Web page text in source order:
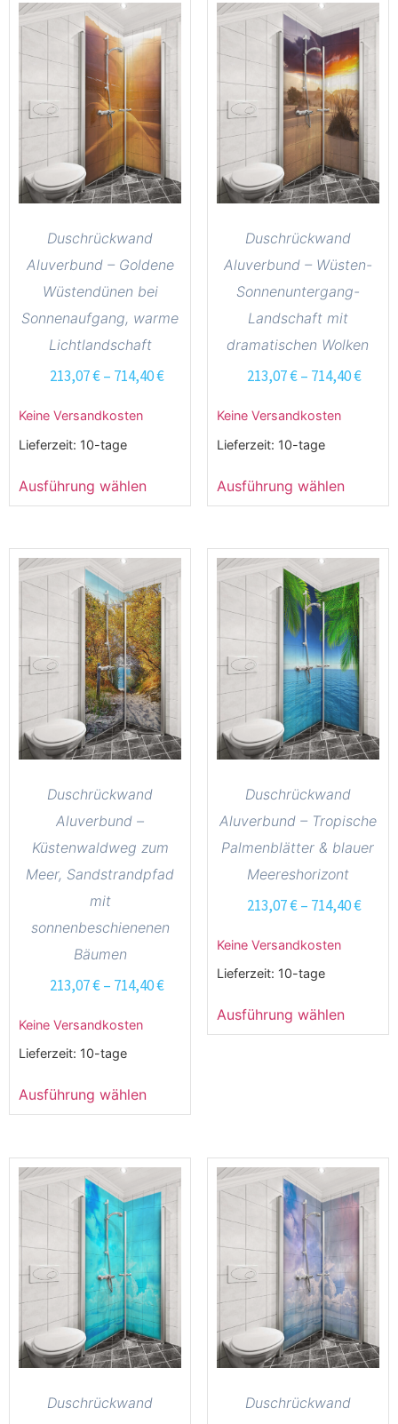
Duschrückwand
Aluverbund – Goldene
Wüstendünen bei
Sonnenaufgang, warme
Lichtlandschaft
213,07€– 714,40€
Keine Versandkosten
Lieferzeit: 10-tage
Ausführung wählen
Duschrückwand
Aluverbund – Wüsten-
Sonnenuntergang-
Landschaft mit
dramatischen Wolken
213,07€– 714,40€
Keine Versandkosten
Lieferzeit: 10-tage
Ausführung wählen
Duschrückwand
Aluverbund –
Küstenwaldweg zum
Meer, Sandstrandpfad
mit
sonnenbeschienenen
Bäumen
213,07€– 714,40€
Keine Versandkosten
Lieferzeit: 10-tage
Ausführung wählen
Duschrückwand
Aluverbund – Tropische
Palmenblätter & blauer
Meereshorizont
213,07€– 714,40€
Keine Versandkosten
Lieferzeit: 10-tage
Ausführung wählen
Duschrückwand
Duschrückwand